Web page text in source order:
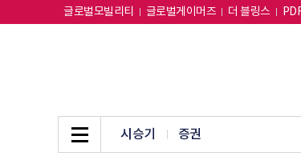
글로벌모빌리티 글로벌게이머즈 더 블링스
시승기 증권